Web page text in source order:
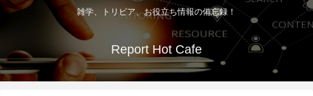
雑学、トリビア、お役立ち情報の備忘録！
Report Hot Cafe